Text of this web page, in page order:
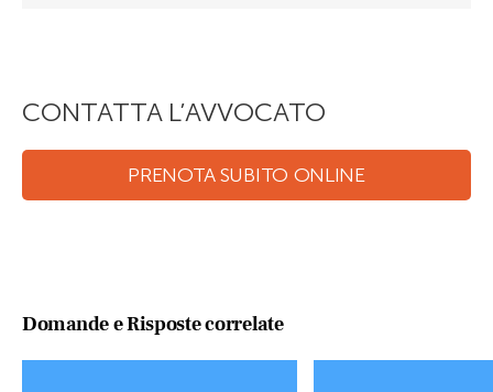
CONTATTA L’AVVOCATO
PRENOTA SUBITO ONLINE
Domande e Risposte correlate